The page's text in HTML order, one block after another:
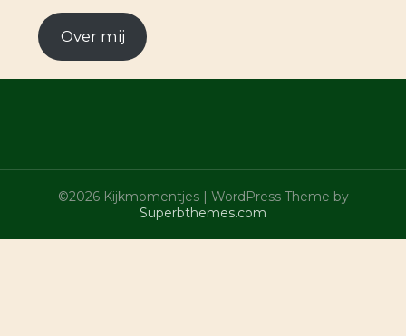
Over mij
©2026 Kijkmomentjes | WordPress Theme by
Superbthemes.com